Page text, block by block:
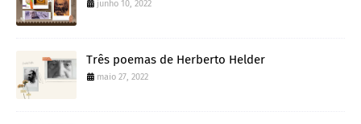
junho 10, 2022
Três poemas de Herberto Helder
maio 27, 2022